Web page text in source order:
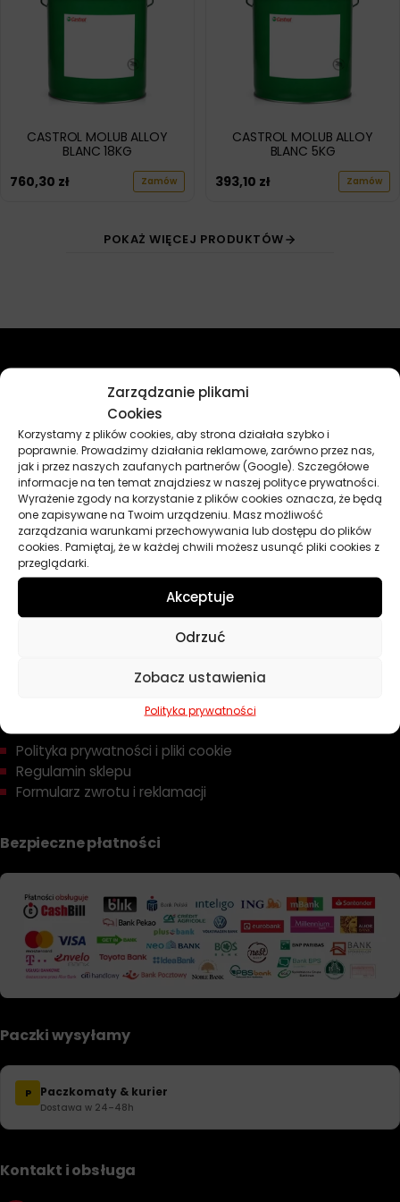
Zarządzanie plikami
Cookies
Korzystamy z plików cookies, aby strona działała szybko i
poprawnie. Prowadzimy działania reklamowe, zarówno przez nas,
jak i przez naszych zaufanych partnerów (Google). Szczegółowe
informacje na ten temat znajdziesz w naszej polityce prywatności.
Wyrażenie zgody na korzystanie z plików cookies oznacza, że będą
one zapisywane na Twoim urządzeniu. Masz możliwość
zarządzania warunkami przechowywania lub dostępu do plików
cookies. Pamiętaj, że w każdej chwili możesz usunąć pliki cookies z
przeglądarki.
Akceptuje
Odrzuć
Zobacz ustawienia
Polityka prywatności
CASTROL MOLUB ALLOY
BLANC 18KG
760,30 zł Zamów
CASTROL MOLUB ALLOY
BLANC 5KG
393,10 zł Zamów
POKAŻ WIĘCEJ PRODUKTÓW
Przydatne linki
Chemia
Kosmetyki
Akcesoria
Żarówki
Zapachy
Poradniki
Dobierz olej
Polityka prywatności i pliki cookie
Regulamin sklepu
Formularz zwrotu i reklamacji
Bezpieczne płatności
Paczki wysyłamy
P Paczkomaty & kurier
Dostawa w 24–48h
Kontakt i obsługa